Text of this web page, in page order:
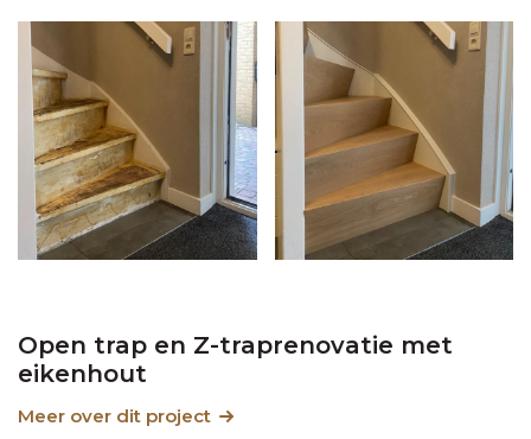
Open trap en Z-traprenovatie met
eikenhout
Meer over dit project